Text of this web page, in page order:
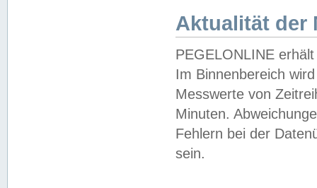
Aktualität der
PEGELONLINE
Im Binnenbereich
Messwerte von
Minuten.
Fehlern bei der
sein.